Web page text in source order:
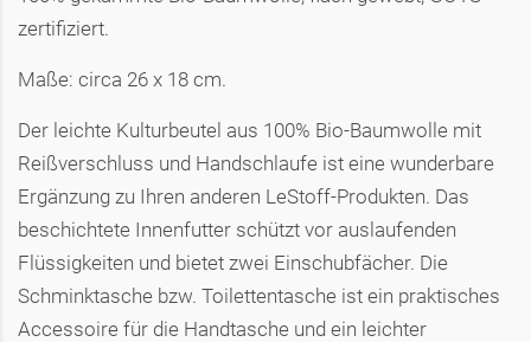
zertifiziert.
Maße: circa 26 x 18 cm.
Der leichte Kulturbeutel aus 100% Bio-Baumwolle mit
Reißverschluss und Handschlaufe ist eine wunderbare
Ergänzung zu Ihren anderen LeStoff-Produkten. Das
beschichtete Innenfutter schützt vor auslaufenden
Flüssigkeiten und bietet zwei Einschubfächer. Die
Schminktasche bzw. Toilettentasche ist ein praktisches
Accessoire für die Handtasche und ein leichter